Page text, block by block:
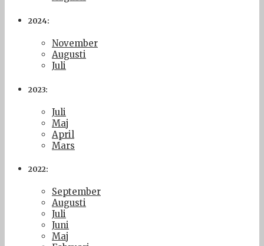
2024:
November
Augusti
Juli
2023:
Juli
Maj
April
Mars
2022:
September
Augusti
Juli
Juni
Maj